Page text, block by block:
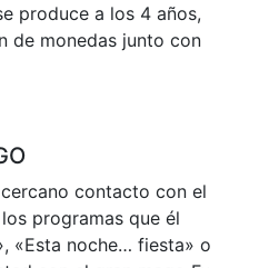
produce a los 4 años,
de monedas junto con
contacto con el
programas que él
«Esta noche… fiesta» o